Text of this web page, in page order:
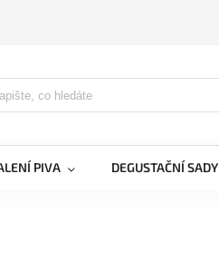
PIVA DEGUSTAČNÍ SADY